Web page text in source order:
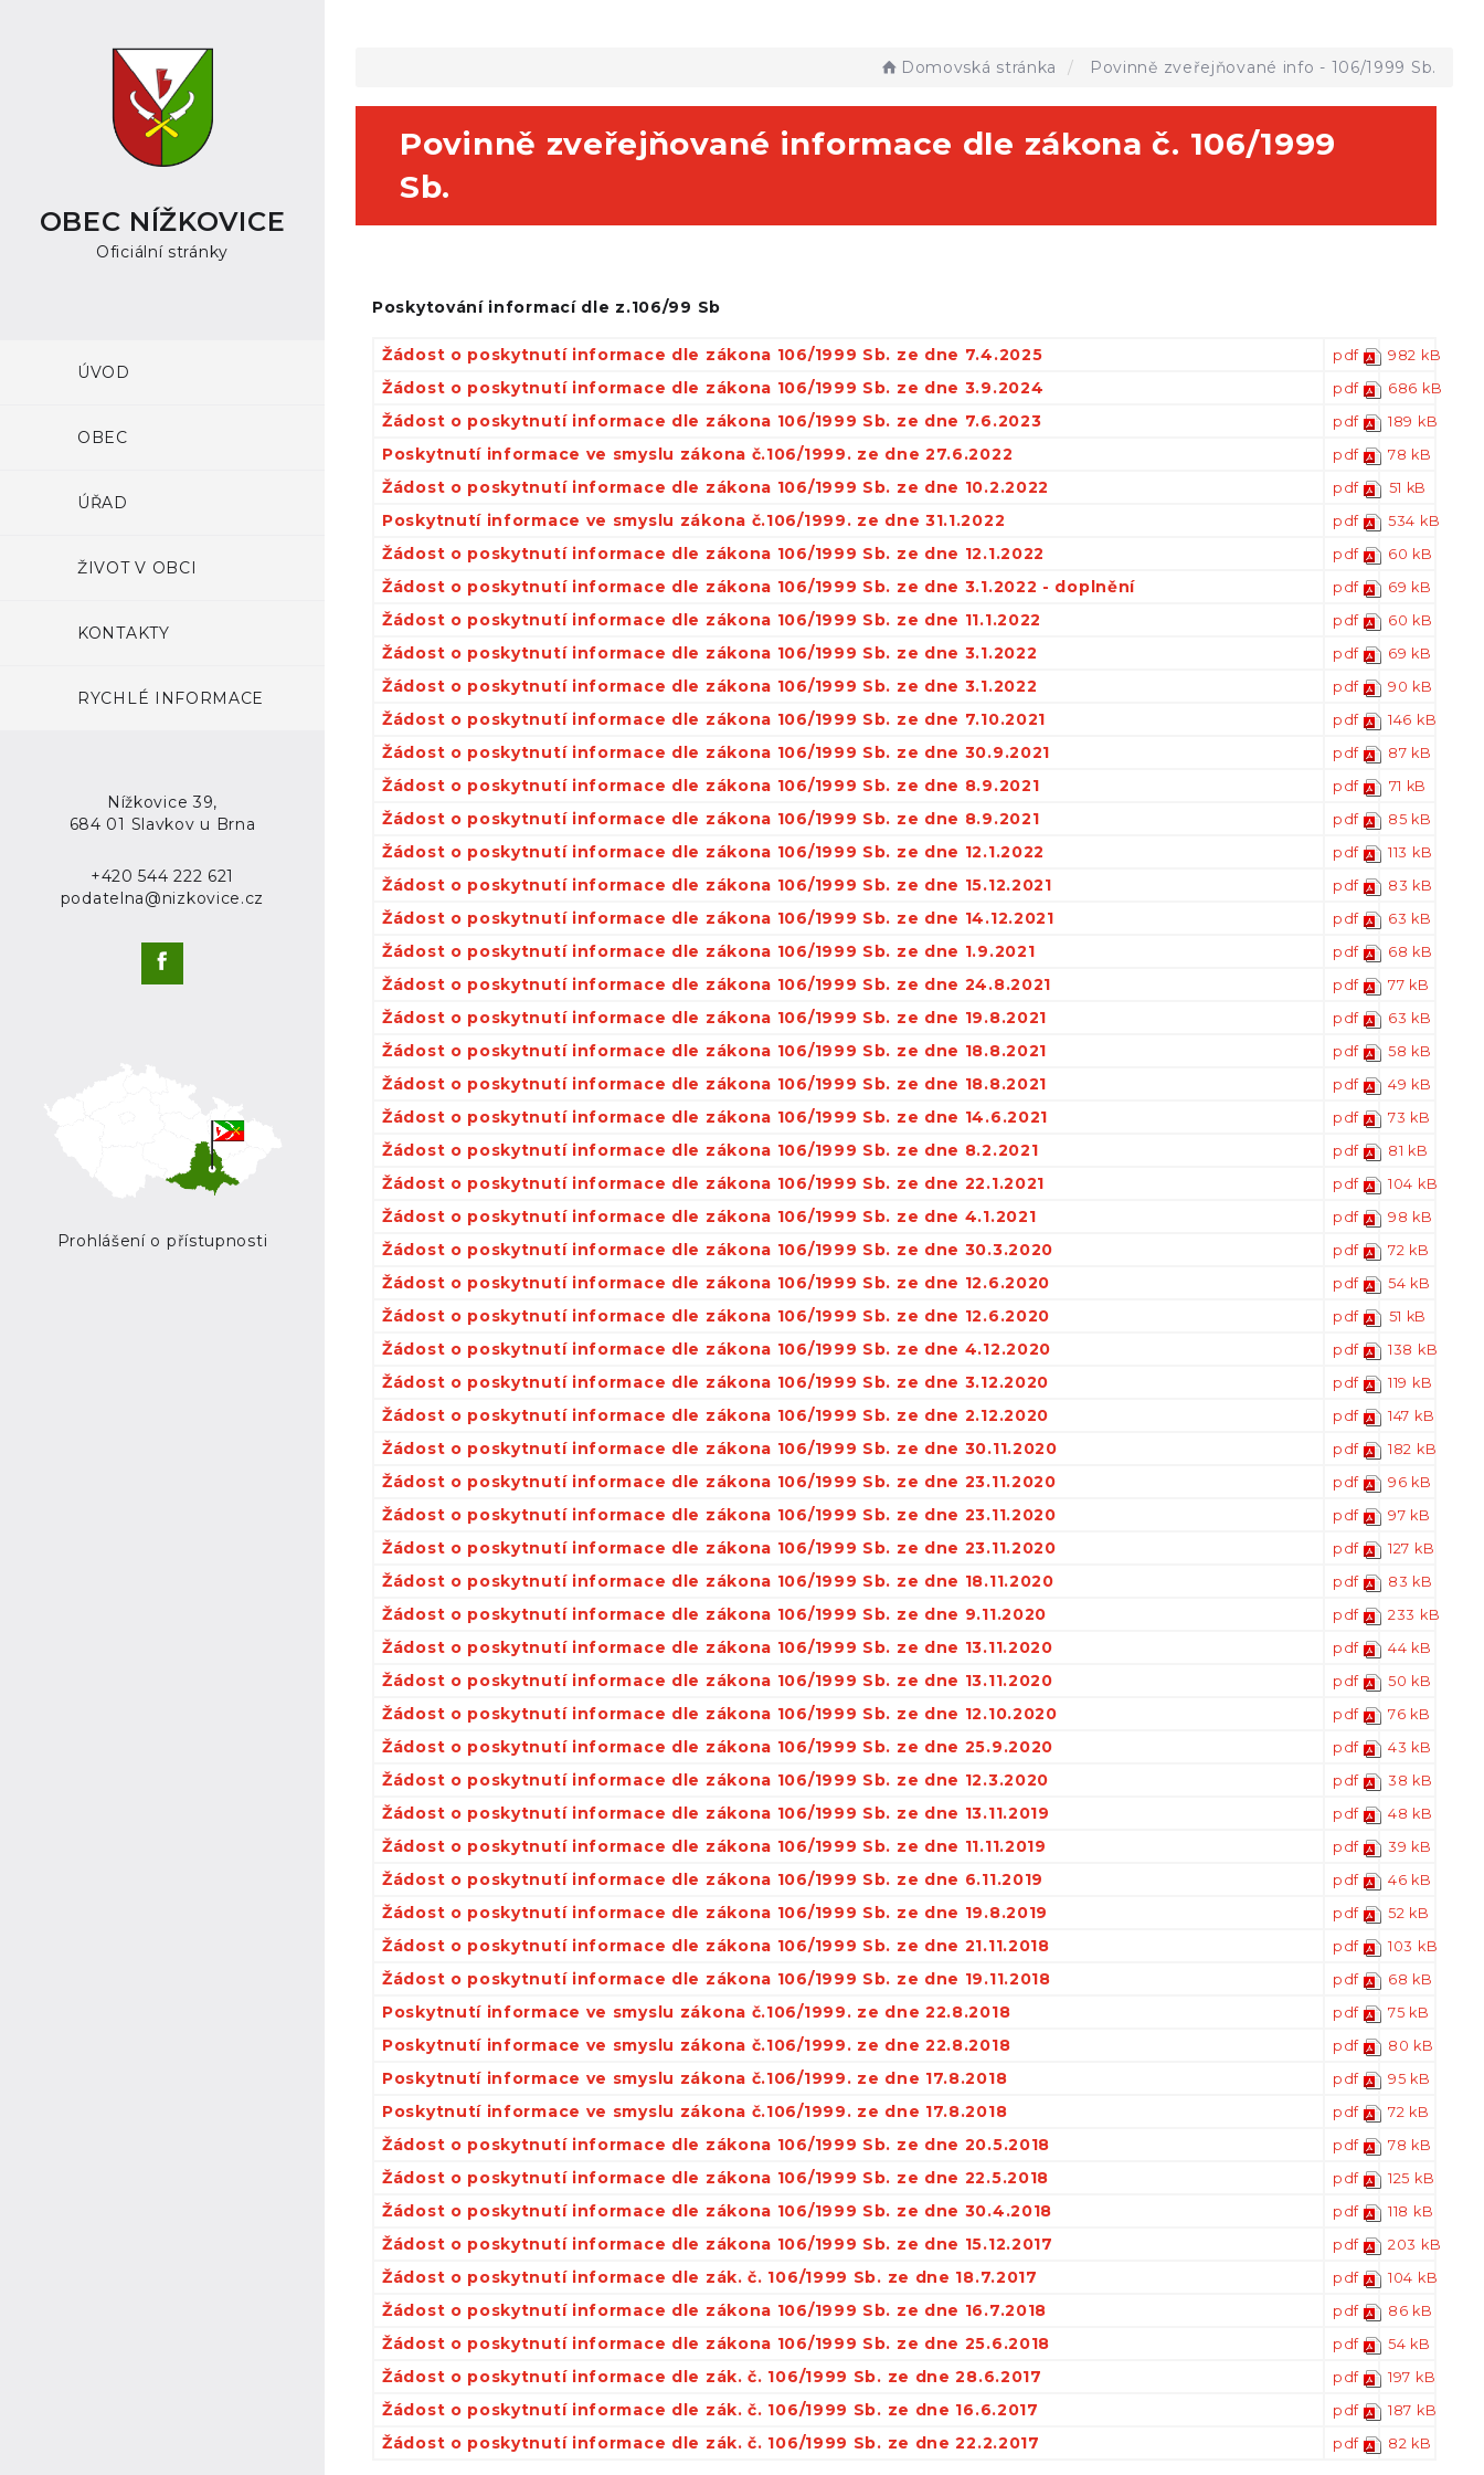
OBEC NÍŽKOVICE
Oficiální stránky
ÚVOD
OBEC
ÚŘAD
ŽIVOT V OBCI
KONTAKTY
RYCHLÉ INFORMACE
Nížkovice 39,
684 01 Slavkov u Brna
+420 544 222 621
podatelna@nizkovice.cz
Prohlášení o přístupnosti
Domovská stránka Povinně zveřejňované info - 106/1999 Sb.
Povinně zveřejňované informace dle zákona č. 106/1999
Sb.
Poskytování informací dle z.106/99 Sb
Žádost o poskytnutí informace dle zákona 106/1999 Sb. ze dne 7.4.2025 pdf 982 kB
Žádost o poskytnutí informace dle zákona 106/1999 Sb. ze dne 3.9.2024 pdf 686 kB
Žádost o poskytnutí informace dle zákona 106/1999 Sb. ze dne 7.6.2023 pdf 189 kB
Poskytnutí informace ve smyslu zákona č.106/1999. ze dne 27.6.2022 pdf 78 kB
Žádost o poskytnutí informace dle zákona 106/1999 Sb. ze dne 10.2.2022 pdf 51 kB
Poskytnutí informace ve smyslu zákona č.106/1999. ze dne 31.1.2022 pdf 534 kB
Žádost o poskytnutí informace dle zákona 106/1999 Sb. ze dne 12.1.2022 pdf 60 kB
Žádost o poskytnutí informace dle zákona 106/1999 Sb. ze dne 3.1.2022 - doplnění pdf 69 kB
Žádost o poskytnutí informace dle zákona 106/1999 Sb. ze dne 11.1.2022 pdf 60 kB
Žádost o poskytnutí informace dle zákona 106/1999 Sb. ze dne 3.1.2022 pdf 69 kB
Žádost o poskytnutí informace dle zákona 106/1999 Sb. ze dne 3.1.2022 pdf 90 kB
Žádost o poskytnutí informace dle zákona 106/1999 Sb. ze dne 7.10.2021 pdf 146 kB
Žádost o poskytnutí informace dle zákona 106/1999 Sb. ze dne 30.9.2021 pdf 87 kB
Žádost o poskytnutí informace dle zákona 106/1999 Sb. ze dne 8.9.2021 pdf 71 kB
Žádost o poskytnutí informace dle zákona 106/1999 Sb. ze dne 8.9.2021 pdf 85 kB
Žádost o poskytnutí informace dle zákona 106/1999 Sb. ze dne 12.1.2022 pdf 113 kB
Žádost o poskytnutí informace dle zákona 106/1999 Sb. ze dne 15.12.2021 pdf 83 kB
Žádost o poskytnutí informace dle zákona 106/1999 Sb. ze dne 14.12.2021 pdf 63 kB
Žádost o poskytnutí informace dle zákona 106/1999 Sb. ze dne 1.9.2021 pdf 68 kB
Žádost o poskytnutí informace dle zákona 106/1999 Sb. ze dne 24.8.2021 pdf 77 kB
Žádost o poskytnutí informace dle zákona 106/1999 Sb. ze dne 19.8.2021 pdf 63 kB
Žádost o poskytnutí informace dle zákona 106/1999 Sb. ze dne 18.8.2021 pdf 58 kB
Žádost o poskytnutí informace dle zákona 106/1999 Sb. ze dne 18.8.2021 pdf 49 kB
Žádost o poskytnutí informace dle zákona 106/1999 Sb. ze dne 14.6.2021 pdf 73 kB
Žádost o poskytnutí informace dle zákona 106/1999 Sb. ze dne 8.2.2021 pdf 81 kB
Žádost o poskytnutí informace dle zákona 106/1999 Sb. ze dne 22.1.2021 pdf 104 kB
Žádost o poskytnutí informace dle zákona 106/1999 Sb. ze dne 4.1.2021 pdf 98 kB
Žádost o poskytnutí informace dle zákona 106/1999 Sb. ze dne 30.3.2020 pdf 72 kB
Žádost o poskytnutí informace dle zákona 106/1999 Sb. ze dne 12.6.2020 pdf 54 kB
Žádost o poskytnutí informace dle zákona 106/1999 Sb. ze dne 12.6.2020 pdf 51 kB
Žádost o poskytnutí informace dle zákona 106/1999 Sb. ze dne 4.12.2020 pdf 138 kB
Žádost o poskytnutí informace dle zákona 106/1999 Sb. ze dne 3.12.2020 pdf 119 kB
Žádost o poskytnutí informace dle zákona 106/1999 Sb. ze dne 2.12.2020 pdf 147 kB
Žádost o poskytnutí informace dle zákona 106/1999 Sb. ze dne 30.11.2020 pdf 182 kB
Žádost o poskytnutí informace dle zákona 106/1999 Sb. ze dne 23.11.2020 pdf 96 kB
Žádost o poskytnutí informace dle zákona 106/1999 Sb. ze dne 23.11.2020 pdf 97 kB
Žádost o poskytnutí informace dle zákona 106/1999 Sb. ze dne 23.11.2020 pdf 127 kB
Žádost o poskytnutí informace dle zákona 106/1999 Sb. ze dne 18.11.2020 pdf 83 kB
Žádost o poskytnutí informace dle zákona 106/1999 Sb. ze dne 9.11.2020 pdf 233 kB
Žádost o poskytnutí informace dle zákona 106/1999 Sb. ze dne 13.11.2020 pdf 44 kB
Žádost o poskytnutí informace dle zákona 106/1999 Sb. ze dne 13.11.2020 pdf 50 kB
Žádost o poskytnutí informace dle zákona 106/1999 Sb. ze dne 12.10.2020 pdf 76 kB
Žádost o poskytnutí informace dle zákona 106/1999 Sb. ze dne 25.9.2020 pdf 43 kB
Žádost o poskytnutí informace dle zákona 106/1999 Sb. ze dne 12.3.2020 pdf 38 kB
Žádost o poskytnutí informace dle zákona 106/1999 Sb. ze dne 13.11.2019 pdf 48 kB
Žádost o poskytnutí informace dle zákona 106/1999 Sb. ze dne 11.11.2019 pdf 39 kB
Žádost o poskytnutí informace dle zákona 106/1999 Sb. ze dne 6.11.2019 pdf 46 kB
Žádost o poskytnutí informace dle zákona 106/1999 Sb. ze dne 19.8.2019 pdf 52 kB
Žádost o poskytnutí informace dle zákona 106/1999 Sb. ze dne 21.11.2018 pdf 103 kB
Žádost o poskytnutí informace dle zákona 106/1999 Sb. ze dne 19.11.2018 pdf 68 kB
Poskytnutí informace ve smyslu zákona č.106/1999. ze dne 22.8.2018 pdf 75 kB
Poskytnutí informace ve smyslu zákona č.106/1999. ze dne 22.8.2018 pdf 80 kB
Poskytnutí informace ve smyslu zákona č.106/1999. ze dne 17.8.2018 pdf 95 kB
Poskytnutí informace ve smyslu zákona č.106/1999. ze dne 17.8.2018 pdf 72 kB
Žádost o poskytnutí informace dle zákona 106/1999 Sb. ze dne 20.5.2018 pdf 78 kB
Žádost o poskytnutí informace dle zákona 106/1999 Sb. ze dne 22.5.2018 pdf 125 kB
Žádost o poskytnutí informace dle zákona 106/1999 Sb. ze dne 30.4.2018 pdf 118 kB
Žádost o poskytnutí informace dle zákona 106/1999 Sb. ze dne 15.12.2017 pdf 203 kB
Žádost o poskytnutí informace dle zák. č. 106/1999 Sb. ze dne 18.7.2017 pdf 104 kB
Žádost o poskytnutí informace dle zákona 106/1999 Sb. ze dne 16.7.2018 pdf 86 kB
Žádost o poskytnutí informace dle zákona 106/1999 Sb. ze dne 25.6.2018 pdf 54 kB
Žádost o poskytnutí informace dle zák. č. 106/1999 Sb. ze dne 28.6.2017 pdf 197 kB
Žádost o poskytnutí informace dle zák. č. 106/1999 Sb. ze dne 16.6.2017 pdf 187 kB
Žádost o poskytnutí informace dle zák. č. 106/1999 Sb. ze dne 22.2.2017 pdf 82 kB